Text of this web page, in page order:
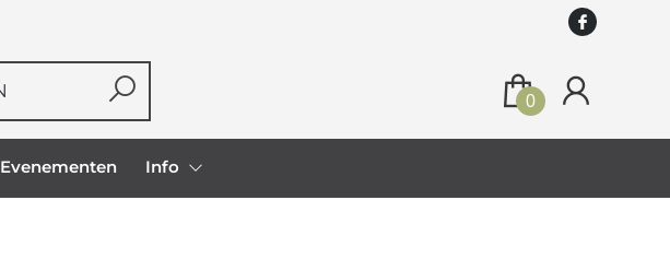
0
Evenementen Info